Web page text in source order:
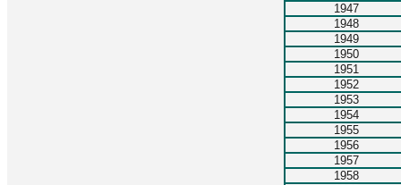
1947
1948
1949
1950
1951
1952
1953
1954
1955
1956
1957
1958